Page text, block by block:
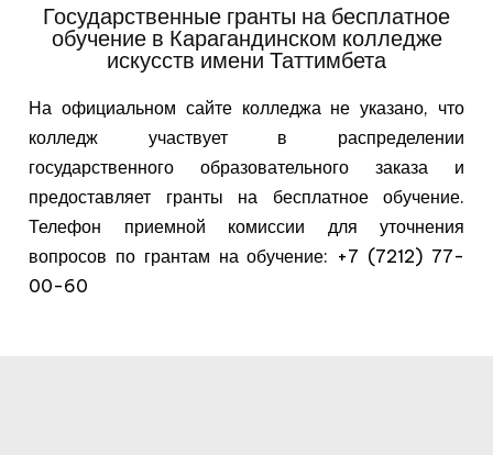
Государственные гранты на бесплатное
обучение в Карагандинском колледже
искусств имени Таттимбета
На официальном сайте колледжа не указано, что
колледж участвует в распределении
государственного образовательного заказа и
предоставляет гранты на бесплатное обучение.
Телефон приемной комиссии для уточнения
вопросов по грантам на обучение: +7 (7212) 77-
00-60